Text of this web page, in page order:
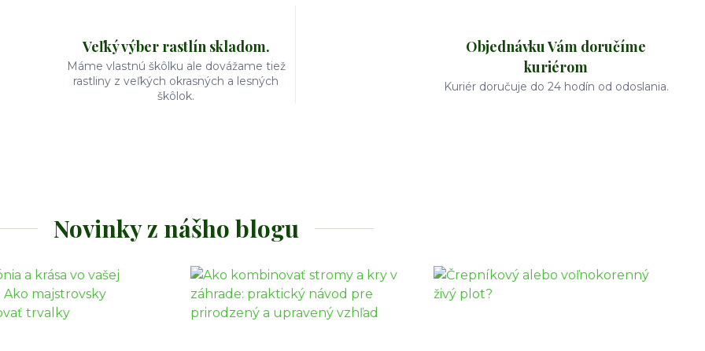
Veľký výber rastlín skladom.
Máme vlastnú škôlku ale dovážame tiež
rastliny z veľkých okrasných a lesných
škôlok.
Objednávku Vám doručíme
kuriérom
Kuriér doručuje do 24 hodín od odoslania.
Novinky z nášho blogu